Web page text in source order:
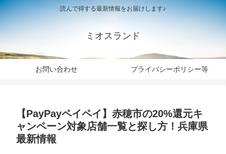
読んで得する最新情報をお届けします♪
ミオスランド
お問い合わせ プライバシーポリシー等
【PayPayペイペイ】赤穂市の20%還元キ
ャンペーン対象店舗一覧と探し方！兵庫県
最新情報